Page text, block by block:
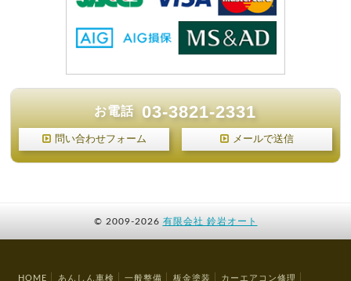
お電話 03-3821-2331
問い合わせフォーム メールで送信
© 2009-2026 有限会社 鈴岩オート
HOME あんしん車検 一般整備 板金塗装 カーエアコン修理